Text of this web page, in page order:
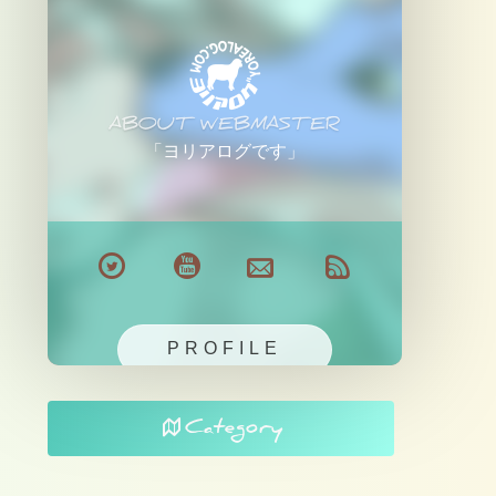
ABOUT WEBMASTER
「ヨリアログです」
PROFILE
Category